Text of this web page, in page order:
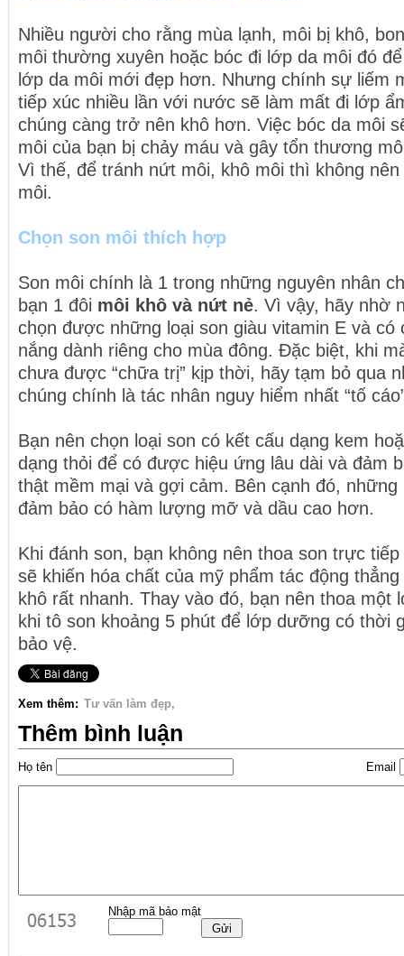
Nhiều người cho rằng mùa lạnh, môi bị khô,
môi thường xuyên hoặc bóc đi lớp da môi đó
lớp da môi mới đẹp hơn. Nhưng chính sự liếm
tiếp xúc nhiều lần với nước sẽ làm mất đi lớp
chúng càng trở nên khô hơn. Việc bóc da môi
môi của bạn bị chảy máu và gây tổn thương
Vì thế, để tránh nứt môi, khô môi thì không
môi.
Chọn son môi thích hợp
Son môi chính là 1 trong những nguyên nhân
bạn 1 đôi môi khô và nứt nẻ. Vì vậy, hãy nhờ
chọn được những loại son giàu vitamin E và có
nắng dành riêng cho mùa đông. Đặc biệt, khi
chưa được “chữa trị” kịp thời, hãy tạm bỏ qua
chúng chính là tác nhân nguy hiểm nhất “tố
Bạn nên chọn loại son có kết cấu dạng kem
dạng thỏi để có được hiệu ứng lâu dài và đảm
thật mềm mại và gợi cảm. Bên cạnh đó, những
đảm bảo có hàm lượng mỡ và dầu cao hơn.
Khi đánh son, bạn không nên thoa son trực
sẽ khiến hóa chất của mỹ phẩm tác động
khô rất nhanh. Thay vào đó, bạn nên thoa
khi tô son khoảng 5 phút để lớp dưỡng có thời
bảo vệ.
Xem thêm: Tư vấn làm đẹp
Thêm bình luận
Họ tên Email
Nhập mã bảo mật